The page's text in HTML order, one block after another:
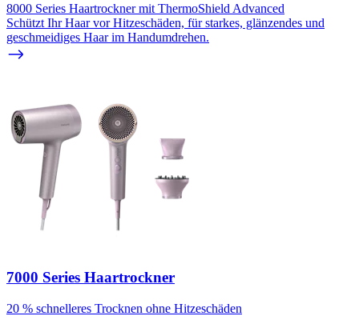
8000 Series Haartrockner mit ThermoShield Advanced
Schützt Ihr Haar vor Hitzeschäden, für starkes, glänzendes und
geschmeidiges Haar im Handumdrehen.
7000 Series Haartrockner
20 % schnelleres Trocknen ohne Hitzeschäden